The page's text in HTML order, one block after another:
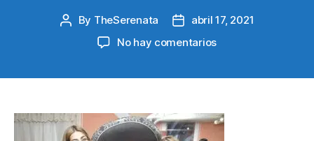
Post
author
By TheSerenata
Post
date
abril 17, 2021
No hay comentariosen